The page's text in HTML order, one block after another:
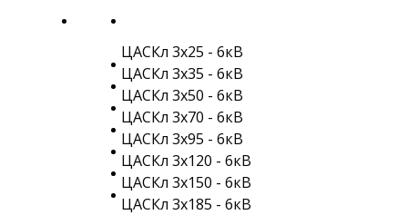
ЦАСКл 3х25 - 6кВ
ЦАСКл 3х35 - 6кВ
ЦАСКл 3х50 - 6кВ
ЦАСКл 3х70 - 6кВ
ЦАСКл 3х95 - 6кВ
ЦАСКл 3х120 - 6кВ
ЦАСКл 3х150 - 6кВ
ЦАСКл 3х185 - 6кВ